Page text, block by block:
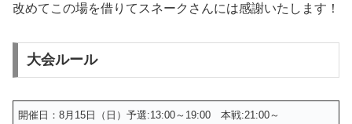
改めてこの場を借りてスネークさんには感謝いたします！
大会ルール
開催日：8月15日（日）予選:13:00～19:00 本戦:21:00～